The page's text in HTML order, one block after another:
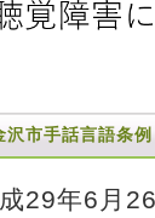
沢市手話言語条
29年6月